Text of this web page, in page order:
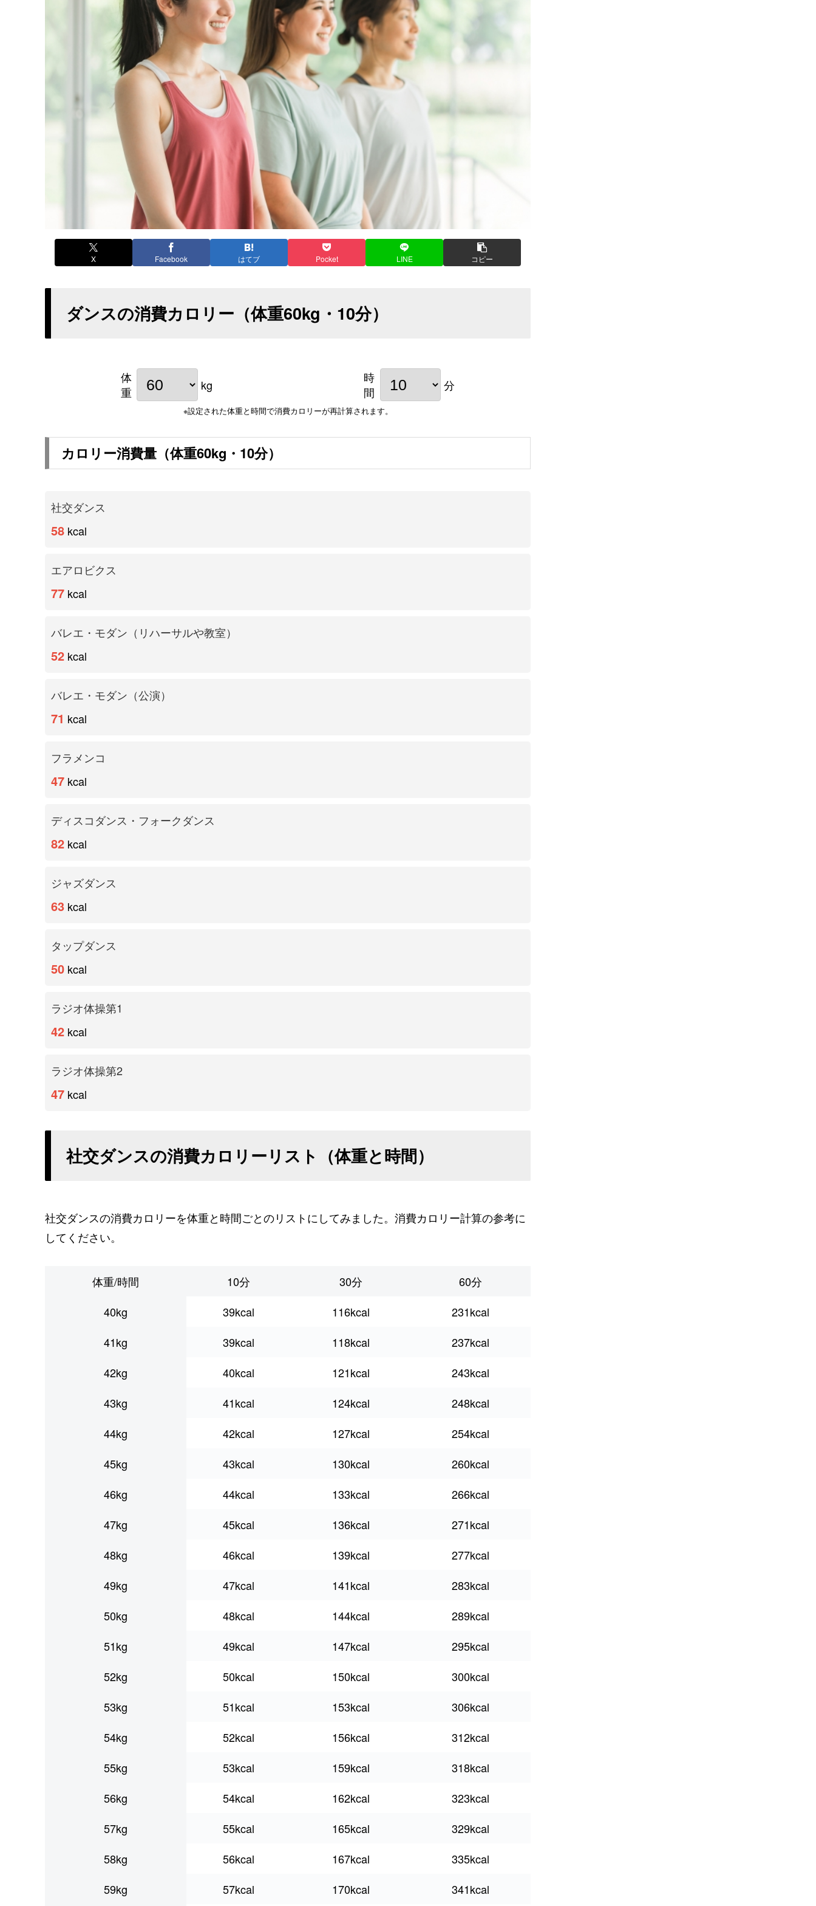
X Facebook はてブ Pocket LINE コピー
ダンスの消費カロリー（体重60kg・ 10分）
体
重
kg
時
間
分
※設定された体重と時間で消費カロリーが再計算されます。
カロリー消費量（体重60kg・ 10分）
社交ダンス
58 kcal
エアロビクス
77 kcal
バレエ・モダン（リハーサルや教室）
52 kcal
バレエ・モダン（公演）
71 kcal
フラメンコ
47 kcal
ディスコダンス・フォークダンス
82 kcal
ジャズダンス
63 kcal
タップダンス
50 kcal
ラジオ体操第1
42 kcal
ラジオ体操第2
47 kcal
社交ダンスの消費カロリーリスト（体重と時間）
社交ダンスの消費カロリーを体重と時間ごとのリストにしてみました。消費カロリー計算の参考に
してください。
体重/時間 10分 30分
60分
40kg
39kcal 116kcal
231kcal
41kg
39kcal 118kcal
237kcal
42kg
40kcal 121kcal
243kcal
43kg
41kcal 124kcal
248kcal
44kg
42kcal 127kcal
254kcal
45kg
43kcal 130kcal
260kcal
46kg
44kcal 133kcal
266kcal
47kg
45kcal 136kcal
271kcal
48kg
46kcal 139kcal
277kcal
49kg
47kcal 141kcal
283kcal
50kg
48kcal 144kcal
289kcal
51kg
49kcal 147kcal
295kcal
52kg
50kcal 150kcal
300kcal
53kg
51kcal 153kcal
306kcal
54kg
52kcal 156kcal
312kcal
55kg
53kcal 159kcal
318kcal
56kg
54kcal 162kcal
323kcal
57kg
55kcal 165kcal
329kcal
58kg
56kcal 167kcal
335kcal
59kg
57kcal 170kcal 341kcal